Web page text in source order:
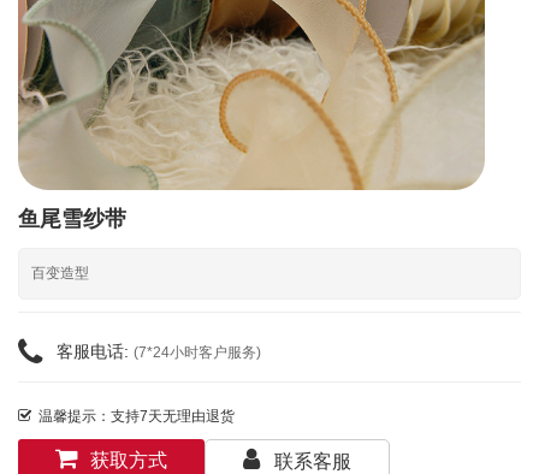
鱼尾雪纱带
百变造型
客服电话: (7*24小时客户服务)
温馨提示：支持7天无理由退货
获取方式 联系客服